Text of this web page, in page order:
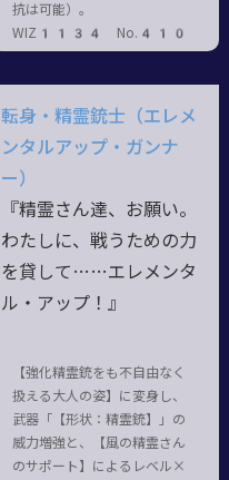
抗は可能）。
WIZ1134 No.410
転身・精霊銃士（エレメ
ンタルアップ・ガンナ
ー）
『精霊さん達、お願い。
わたしに、戦うための力
を貸して……エレメンタ
ル・アップ！』
【強化精霊銃をも不自由なく
扱える大人の姿】に変身し、
武器「【形状：精霊銃】」の
威力増強と、【風の精霊さん
のサポート】によるレベル×